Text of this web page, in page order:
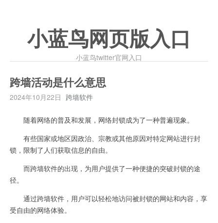
小蓝鸟网页版入口
小蓝鸟twitter官网入口
跨墙活动是什么意思
2024年10月22日 跨墙软件
随着网络的普及和发展，网络封锁成为了一种普遍现象。
有些国家或地区因政治、宗教或其他原因对特定网站进行封
锁，限制了人们获取信息的自由。
而跨墙软件的出现，为用户提供了一种便捷的突破封锁的途
径。
通过跨墙软件，用户可以轻松地访问被封锁的网站和内容，享
受自由的网络体验。